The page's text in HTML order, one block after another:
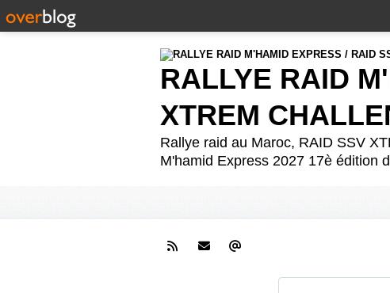
RALLYE RAID
XTREM
Rallye raid au Maroc, RAID SSV
M'hamid Express 2027 17è édition